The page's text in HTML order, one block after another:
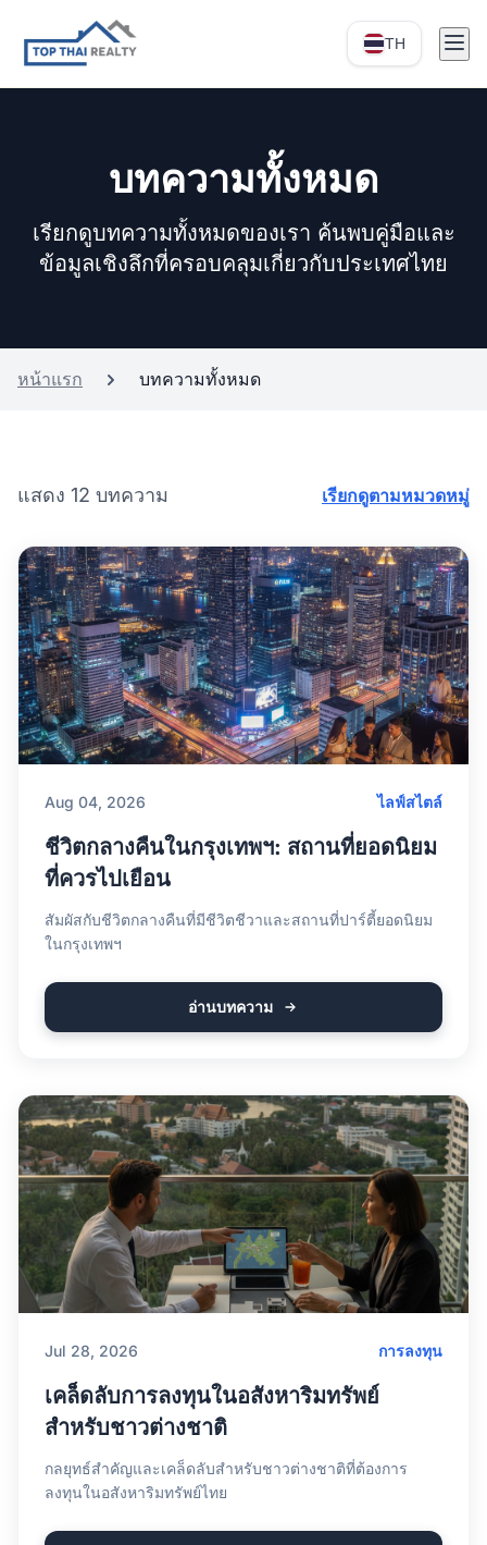
TH
บทความทั้งหมด
เรียกดูบทความทั้งหมดของเรา ค้นพบคู่มือและ
ข้อมูลเชิงลึกที่ครอบคลุมเกี่ยวกับประเทศไทย
หน้าแรก บทความทั้งหมด
แสดง 12 บทความ เรียกดูตามหมวดหมู่
Aug 04, 2026 ไลฟ์สไตล์
ชีวิตกลางคืนในกรุงเทพฯ: สถานที่ยอดนิยม
ที่ควรไปเยือน
สัมผัสกับชีวิตกลางคืนที่มีชีวิตชีวาและสถานที่ปาร์ตี้ยอดนิยม
ในกรุงเทพฯ
อ่านบทความ
Jul 28, 2026 การลงทุน
เคล็ดลับการลงทุนในอสังหาริมทรัพย์
สำหรับชาวต่างชาติ
กลยุทธ์สำคัญและเคล็ดลับสำหรับชาวต่างชาติที่ต้องการ
ลงทุนในอสังหาริมทรัพย์ไทย